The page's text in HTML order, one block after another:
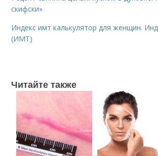
скифски»
Индекс имт калькулятор для женщин.
(ИМТ)
Читайте также